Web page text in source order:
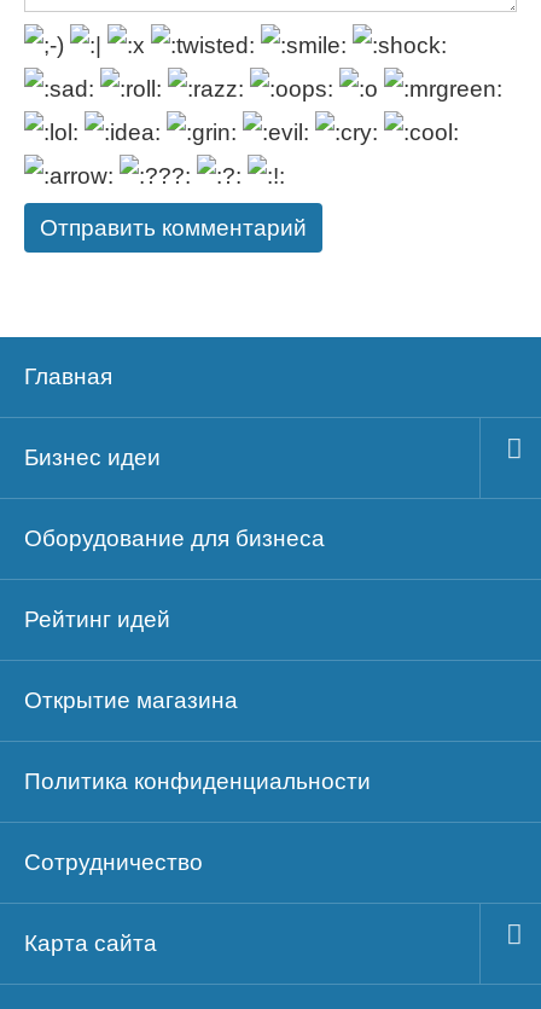
Главная
Бизнес идеи
Оборудование для бизнеса
Рейтинг идей
Открытие магазина
Политика конфиденциальности
Сотрудничество
Карта сайта